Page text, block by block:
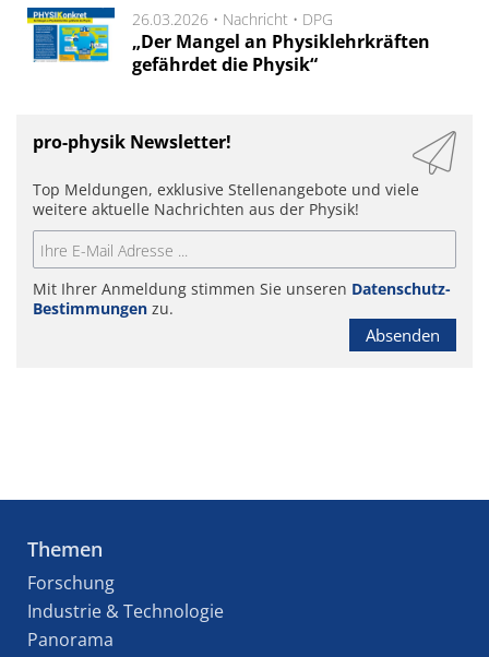
26.03.2026 • Nachricht • DPG
„Der Mangel an Physiklehrkräften
gefährdet die Physik“
pro-physik Newsletter!
Top Meldungen, exklusive Stellenangebote und viele
weitere aktuelle Nachrichten aus der Physik!
Mit Ihrer Anmeldung stimmen Sie unseren Datenschutz-
Bestimmungen zu.
Absenden
Themen
Forschung
Industrie & Technologie
Panorama